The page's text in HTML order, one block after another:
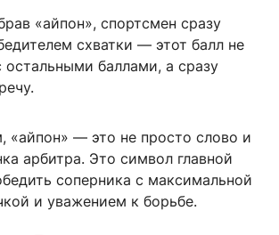
«айпон», спортсмен сразу
схватки — этот балл не
баллами, а сразу
«айпон» — это не просто слово и
арбитра. Это символ главной
соперника с максимальной
и уважением к борьбе.